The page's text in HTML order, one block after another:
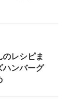
のレシピま
ハンバーグ